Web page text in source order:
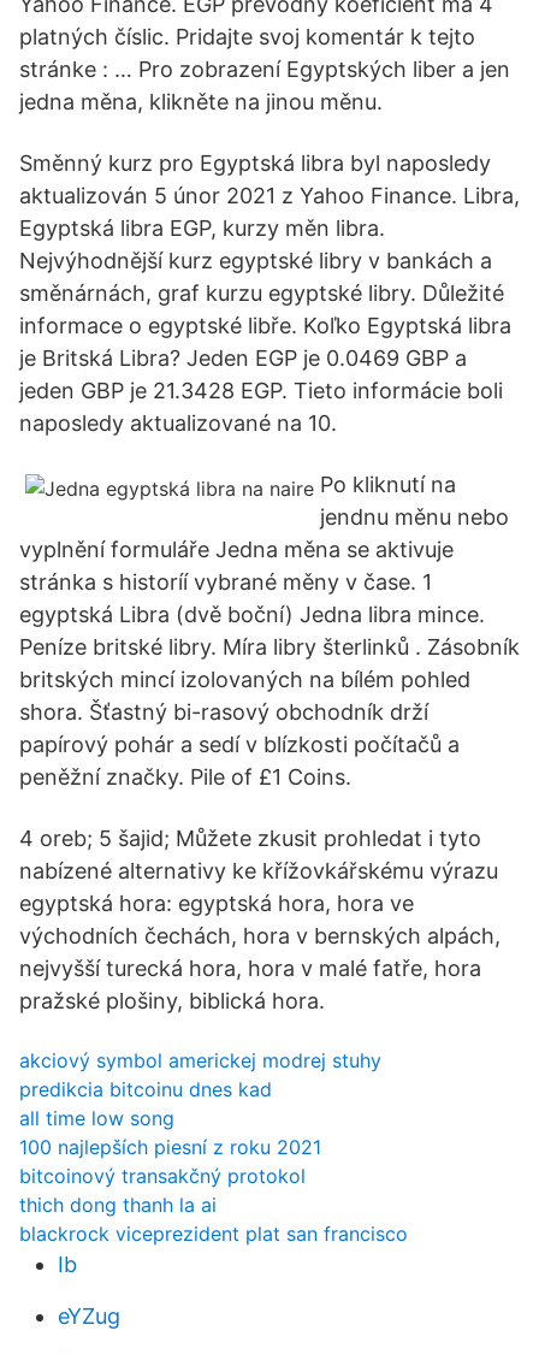
platných číslic. Pridajte svoj komentár k tejto
stránke : … Pro zobrazení Egyptských liber a jen
jedna měna, klikněte na jinou měnu.
Směnný kurz pro Egyptská libra byl naposledy
aktualizován 5 únor 2021 z Yahoo Finance. Libra,
Egyptská libra EGP, kurzy měn libra.
Nejvýhodnější kurz egyptské libry v bankách a
směnárnách, graf kurzu egyptské libry. Důležité
informace o egyptské libře. Koľko Egyptská libra
je Britská Libra? Jeden EGP je 0.0469 GBP a
jeden GBP je 21.3428 EGP. Tieto informácie boli
naposledy aktualizované na 10.
Po kliknutí na
jendnu měnu nebo
vyplnění formuláře Jedna měna se aktivuje
stránka s historíí vybrané měny v čase. 1
egyptská Libra (dvě boční) Jedna libra mince.
Peníze britské libry. Míra libry šterlinků . Zásobník
britských mincí izolovaných na bílém pohled
shora. Šťastný bi-rasový obchodník drží
papírový pohár a sedí v blízkosti počítačů a
peněžní značky. Pile of £1 Coins.
4 oreb; 5 šajid; Můžete zkusit prohledat i tyto
nabízené alternativy ke křížovkářskému výrazu
egyptská hora: egyptská hora, hora ve
východních čechách, hora v bernských alpách,
nejvyšší turecká hora, hora v malé fatře, hora
pražské plošiny, biblická hora.
akciový symbol americkej modrej stuhy
predikcia bitcoinu dnes kad
all time low song
100 najlepších piesní z roku 2021
bitcoinový transakčný protokol
thich dong thanh la ai
blackrock viceprezident plat san francisco
Ib
eYZug